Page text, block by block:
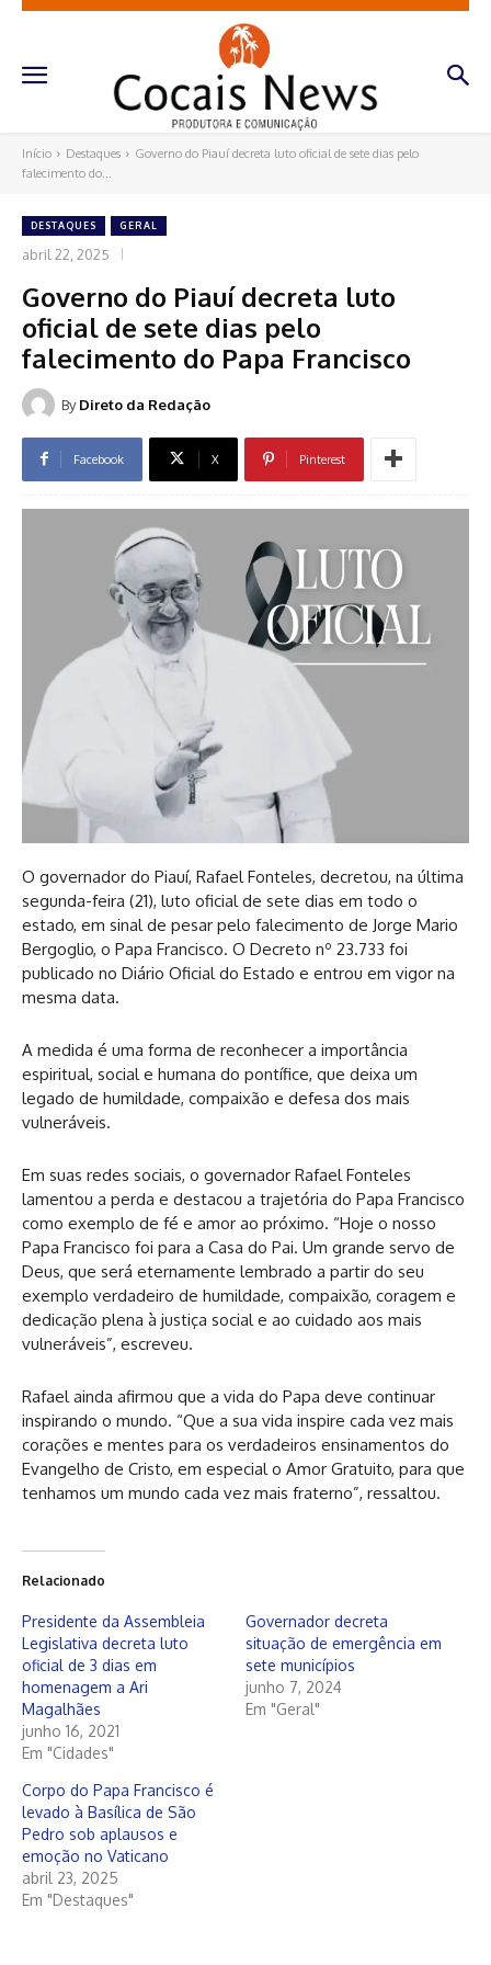
Início Destaques
Governo do Piauí decreta luto oficial de sete dias pelo
falecimento do...
DESTAQUES GERAL
abril 22, 2025
Governo do Piauí decreta luto
oficial de sete dias pelo
falecimento do Papa Francisco
By Direto da Redação
Facebook X Pinterest
O governador do Piauí, Rafael Fonteles, decretou, na última
segunda-feira (21), luto oficial de sete dias em todo o
estado, em sinal de pesar pelo falecimento de Jorge Mario
Bergoglio, o Papa Francisco. O Decreto nº 23.733 foi
publicado no Diário Oficial do Estado e entrou em vigor na
mesma data.
A medida é uma forma de reconhecer a importância
espiritual, social e humana do pontífice, que deixa um
legado de humildade, compaixão e defesa dos mais
vulneráveis.
Em suas redes sociais, o governador Rafael Fonteles
lamentou a perda e destacou a trajetória do Papa Francisco
como exemplo de fé e amor ao próximo. “Hoje o nosso
Papa Francisco foi para a Casa do Pai. Um grande servo de
Deus, que será eternamente lembrado a partir do seu
exemplo verdadeiro de humildade, compaixão, coragem e
dedicação plena à justiça social e ao cuidado aos mais
vulneráveis”, escreveu.
Rafael ainda afirmou que a vida do Papa deve continuar
inspirando o mundo. “Que a sua vida inspire cada vez mais
corações e mentes para os verdadeiros ensinamentos do
Evangelho de Cristo, em especial o Amor Gratuito, para que
tenhamos um mundo cada vez mais fraterno”, ressaltou.
Relacionado
Presidente da Assembleia
Legislativa decreta luto
oficial de 3 dias em
homenagem a Ari
Magalhães
junho 16, 2021
Em "Cidades"
Governador decreta
situação de emergência em
sete municípios
junho 7, 2024
Em "Geral"
Corpo do Papa Francisco é
levado à Basílica de São
Pedro sob aplausos e
emoção no Vaticano
abril 23, 2025
Em "Destaques"